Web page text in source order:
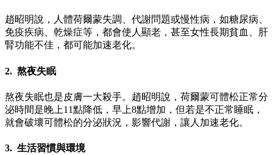
趙昭明說，人體荷爾蒙失調、代謝問題或慢性病，如糖尿病、
免疫疾病、乾燥症等，都會使人顯老，甚至女性長期貧血、肝
腎功能不佳，都可能加速老化。
2. 熬夜失眠
熬夜失眠也是皮膚一大殺手。趙昭明說，荷爾蒙可體松正常分
泌時間是晚上11點降低，早上8點增加，但若是不正常睡眠，
就會破壞可體松的分泌狀況，影響代謝，讓人加速老化。
3. 生活習慣與環境